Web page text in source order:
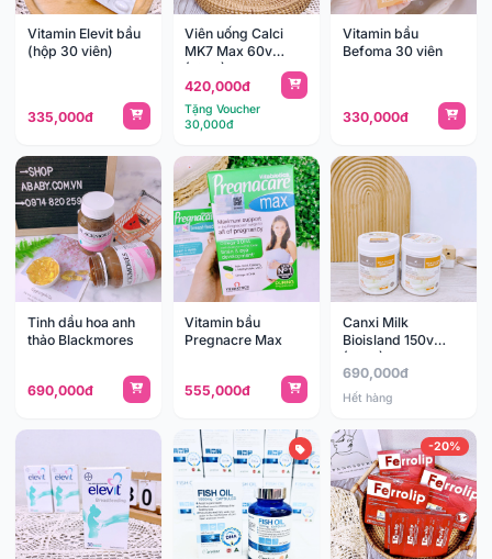
Vitamin Elevit bầu
(hộp 30 viên)
335,000đ
Viên uống Calci
MK7 Max 60v
(18y+)
420,000đ
Tặng Voucher
30,000đ
Vitamin bầu
Befoma 30 viên
330,000đ
Tinh dầu hoa anh
thảo Blackmores
690,000đ
Vitamin bầu
Pregnacre Max
555,000đ
Canxi Milk
Bioisland 150v
(12y+)
690,000đ
Hết hàng
-20%